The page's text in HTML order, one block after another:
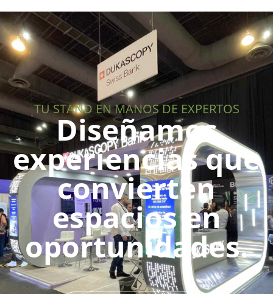
TU STAND EN MANOS DE EXPERTOS
Diseñamos
experiencias que
convierten
espacios en
oportunidades.